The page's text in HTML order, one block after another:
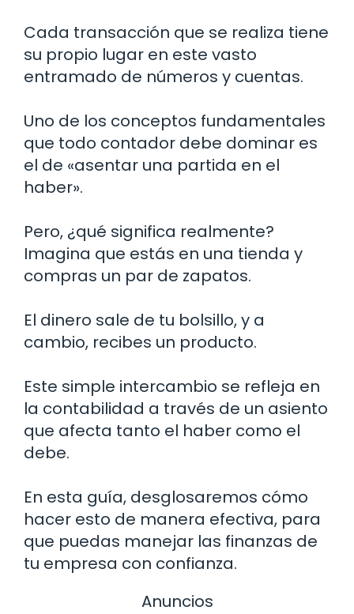
Cada transacción que se realiza tiene
su propio lugar en este vasto
entramado de números y cuentas.
Uno de los conceptos fundamentales
que todo contador debe dominar es
el de «asentar una partida en el
haber».
Pero, ¿qué significa realmente?
Imagina que estás en una tienda y
compras un par de zapatos.
El dinero sale de tu bolsillo, y a
cambio, recibes un producto.
Este simple intercambio se refleja en
la contabilidad a través de un asiento
que afecta tanto el haber como el
debe.
En esta guía, desglosaremos cómo
hacer esto de manera efectiva, para
que puedas manejar las finanzas de
tu empresa con confianza.
Anuncios